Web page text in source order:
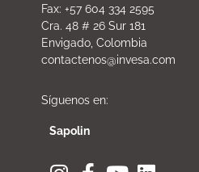
Fax: +57 604 334 2595
Cra. 48 # 26 Sur 181
Envigado, Colombia
contactenos@invesa.com
Síguenos en:
Sapolin